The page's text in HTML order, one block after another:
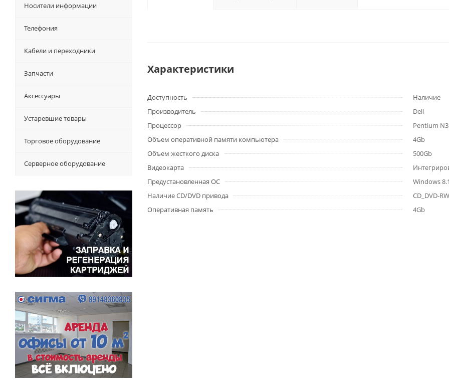
Характеристики
Доступность
Наличие
Производитель
Dell
Процессор
Pentium
Объем оперативной памяти компьютера
4Gb
Объем жесткого диска
500Gb
Видеокарта
Предустановленная ОС
Windows 8.1
Наличие CD/DVD привода
CD_DVD-RW
Оперативная память
4Gb
Носители информации
Телефония
Кабели и переходники
Запчасти
Аксессуары
Устаревшие товары
Торговое оборудование
Серверное оборудование